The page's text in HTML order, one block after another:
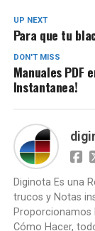
UP NEXT
Para que tu
DON'T MISS
Manuales PDF
Instantanea!
Diginota Es una
trucos y Notas
Proporcionamos
Cómo Hacer,